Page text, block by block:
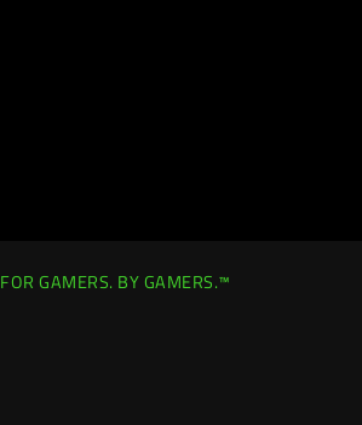
FOR GAMERS. BY GAMERS.™